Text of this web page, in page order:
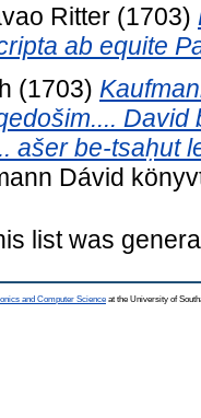
Ritter (1703)
ab equite
(1703)
ašer be-tsaḥut
Dávid
list was
and Computer Science at the University of